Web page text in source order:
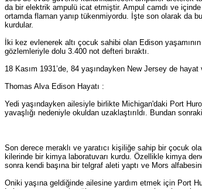
da bir elektrik ampulü icat etmiştir. Ampul camdı ve
ortamda flaman yanıp tükenmiyordu. İşte son olarak da
kurdular.
İki kez evlenerek altı çocuk sahibi olan Edison
gözlemleriyle dolu 3.400 not defteri bıraktı.
18 Kasım 1931’de, 84 yaşındayken New Jersey de hayat
Thomas Alva Edison Hayatı :
Yedi yaşındayken ailesiyle birlikte Michigan'daki Port
yavaşlığı nedeniyle okuldan uzaklaştırıldı. Bundan
Son derece meraklı ve yaratıcı kişiliğe sahip bir çocuk
kilerinde bir kimya laboratuvarı kurdu. Özellikle kimya
sonra kendi başına bir telgraf aleti yaptı ve Mors
Oniki yaşına geldiğinde ailesine yardım etmek için Port